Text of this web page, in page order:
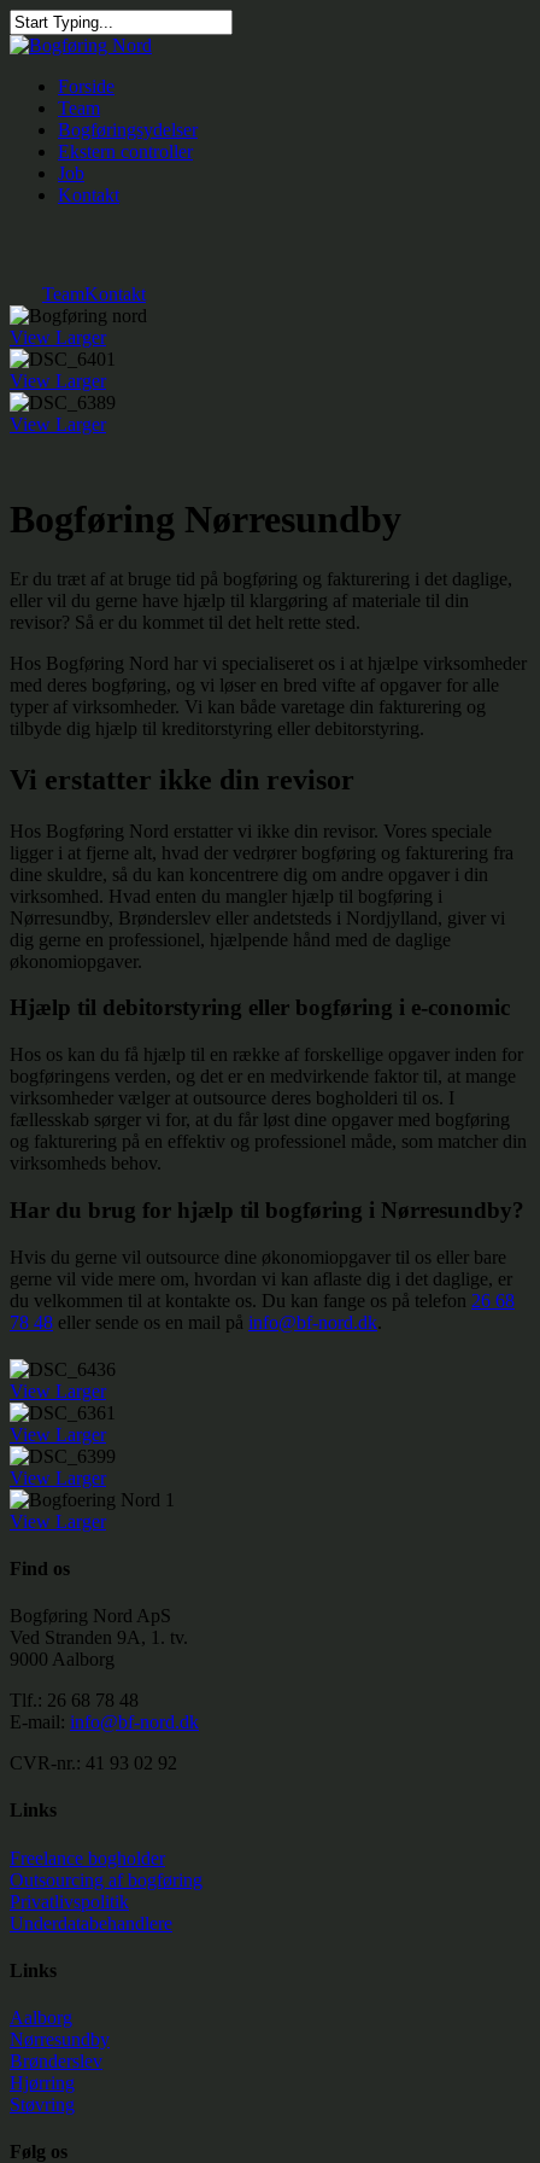
Skip
to
content
Close
Menu
Forside
Team
Bogføringsydelser
Ekstern controller
Job
Kontakt
TeamKontakt
View Larger
View Larger
View Larger
Bogføring Nørresundby
Er du træt af at bruge tid på bogføring og fakturering i det daglige,
eller vil du gerne have hjælp til klargøring af materiale til din
revisor? Så er du kommet til det helt rette sted.
Hos Bogføring Nord har vi specialiseret os i at hjælpe virksomheder
med deres bogføring, og vi løser en bred vifte af opgaver for alle
typer af virksomheder. Vi kan både varetage din fakturering og
tilbyde dig hjælp til kreditorstyring eller debitorstyring.
Vi erstatter ikke din revisor
Hos Bogføring Nord erstatter vi ikke din revisor. Vores speciale
ligger i at fjerne alt, hvad der vedrører bogføring og fakturering fra
dine skuldre, så du kan koncentrere dig om andre opgaver i din
virksomhed. Hvad enten du mangler hjælp til bogføring i
Nørresundby, Brønderslev eller andetsteds i Nordjylland, giver vi
dig gerne en professionel, hjælpende hånd med de daglige
økonomiopgaver.
Hjælp til debitorstyring eller bogføring i e-conomic
Hos os kan du få hjælp til en række af forskellige opgaver inden for
bogføringens verden, og det er en medvirkende faktor til, at mange
virksomheder vælger at outsource deres bogholderi til os. I
fællesskab sørger vi for, at du får løst dine opgaver med bogføring
og fakturering på en effektiv og professionel måde, som matcher din
virksomheds behov.
Har du brug for hjælp til bogføring i Nørresundby?
Hvis du gerne vil outsource dine økonomiopgaver til os eller bare
gerne vil vide mere om, hvordan vi kan aflaste dig i det daglige, er
du velkommen til at kontakte os. Du kan fange os på telefon 26 68
78 48 eller sende os en mail på info@bf-nord.dk.
View Larger
View Larger
View Larger
View Larger
Find os
Bogføring Nord ApS
Ved Stranden 9A, 1. tv.
9000 Aalborg
Tlf.: 26 68 78 48
E-mail: info@bf-nord.dk
CVR-nr.: 41 93 02 92
Links
Freelance bogholder
Outsourcing af bogføring
Privatlivspolitik
Underdatabehandlere
Links
Aalborg
Nørresundby
Brønderslev
Hjørring
Støvring
Følg os